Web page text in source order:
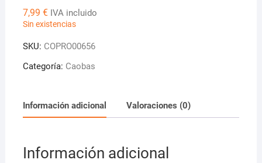
7,99 € IVA incluido
Sin existencias
SKU: COPRO00656
Categoría: Caobas
Información adicional Valoraciones (0)
Información adicional